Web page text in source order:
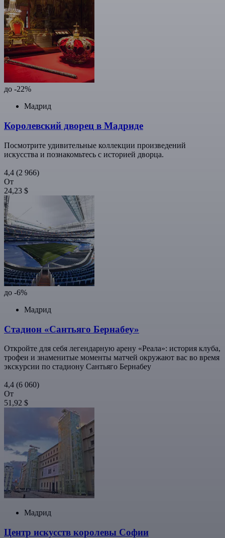
до -22%
Мадрид
Королевский дворец в Мадриде
Посмотрите удивительные коллекции произведений
искусства и познакомьтесь с историей дворца.
4,4 (2 966)
От
24,23 $
до -6%
Мадрид
Стадион «Сантьяго Бернабеу»
Откройте для себя легендарную арену «Реала»: история клуба,
трофеи и знаменитые моменты матчей окружают вас во время
экскурсии по стадиону Сантьяго Бернабеу
4,4 (6 060)
От
51,92 $
Мадрид
Центр искусств королевы Софии